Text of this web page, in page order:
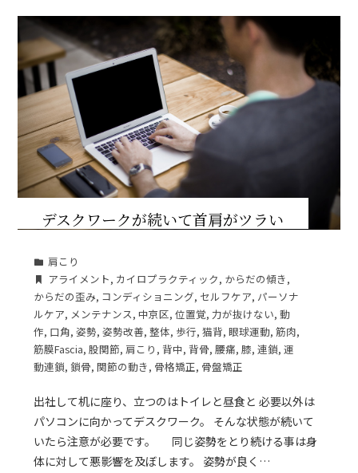
デスクワークが続いて首肩がツラい
肩こり
アライメント, カイロプラクティック, からだの傾き,
からだの歪み, コンディショニング, セルフケア, パーソナ
ルケア, メンテナンス,中京区,位置覚, 力が抜けない,動
作, 口角,姿勢,姿勢改善,整体, 歩行,猫背,眼球運動,筋肉,
筋膜Fascia,股関節,肩こり , 背中, 背骨,腰痛,膝,連鎖,運
動連鎖,鎖骨,関節の動き, 骨格矯正, 骨盤矯正
出社して机に座り、立つのはトイレと昼食と 必要以外は
パソコンに向かってデスクワーク。 そんな状態が続いて
いたら注意が必要です。 同じ姿勢をとり続ける事は身
体に対して悪影響を及ぼします。 姿勢が良く…